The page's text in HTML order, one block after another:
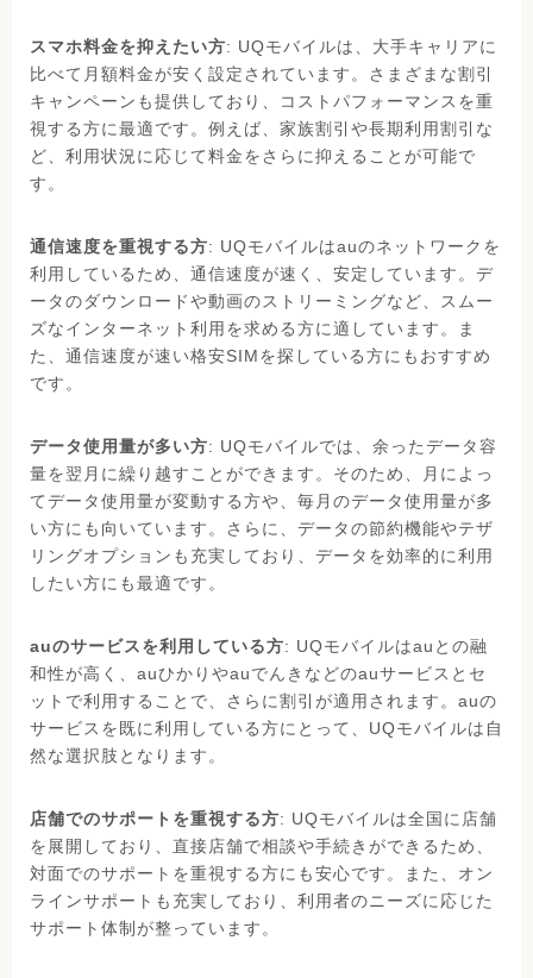
スマホ料金を抑えたい方: UQモバイルは、大手キャリアに
比べて月額料金が安く設定されています。さまざまな割引
キャンペーンも提供しており、コストパフォーマンスを重
視する方に最適です。例えば、家族割引や長期利用割引な
ど、利用状況に応じて料金をさらに抑えることが可能で
す。
通信速度を重視する方: UQモバイルはauのネットワークを
利用しているため、通信速度が速く、安定しています。デ
ータのダウンロードや動画のストリーミングなど、スムー
ズなインターネット利用を求める方に適しています。ま
た、通信速度が速い格安SIMを探している方にもおすすめ
です。
データ使用量が多い方: UQモバイルでは、余ったデータ容
量を翌月に繰り越すことができます。そのため、月によっ
てデータ使用量が変動する方や、毎月のデータ使用量が多
い方にも向いています。さらに、データの節約機能やテザ
リングオプションも充実しており、データを効率的に利用
したい方にも最適です。
auのサービスを利用している方: UQモバイルはauとの融
和性が高く、auひかりやauでんきなどのauサービスとセ
ットで利用することで、さらに割引が適用されます。auの
サービスを既に利用している方にとって、UQモバイルは自
然な選択肢となります。
店舗でのサポートを重視する方: UQモバイルは全国に店舗
を展開しており、直接店舗で相談や手続きができるため、
対面でのサポートを重視する方にも安心です。また、オン
ラインサポートも充実しており、利用者のニーズに応じた
サポート体制が整っています。